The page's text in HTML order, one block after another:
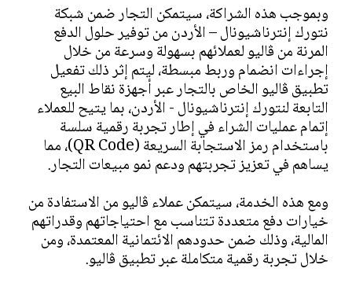
وبموجب هذه الشراكة، سيتمكن التجار ضمن شبكة
نتورك إنترناشيونال – الأردن من توفير حلول الدفع
المرنة من ڤاليو لعملائهم بسهولة وسرعة من خلال
إجراءات انضمام وربط مبسطة، ليتم إثر ذلك تفعيل
تطبيق ڤاليو الخاص بالتجار عبر أجهزة نقاط البيع
التابعة لنتورك إنترناشيونال - الأردن، بما يتيح للعملاء
إتمام عمليات الشراء في إطار تجربة رقمية سلسة
باستخدام رمز الاستجابة السريعة (QR Code)، مما
يساهم في تعزيز تجربتهم ودعم نمو مبيعات التجار.
ومع هذه الخدمة، سيتمكن عملاء ڤاليو من الاستفادة من
خيارات دفع متعددة تتناسب مع احتياجاتهم وقدراتهم
المالية، وذلك ضمن حدودهم الائتمانية المعتمدة، ومن
خلال تجربة رقمية متكاملة عبر تطبيق ڤاليو.